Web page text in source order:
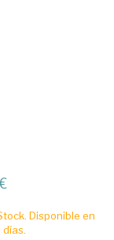
Disponible en
días.